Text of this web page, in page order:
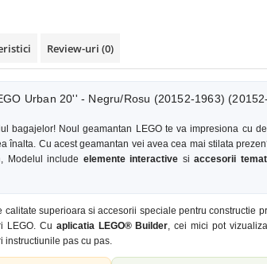
Review-uri (0)
Urban 20'' - Negru/Rosu (20152-1963)
bagajelor! Noul geamantan LEGO te va impresiona cu
înalta. Cu acest geamantan vei avea cea mai stilata
Modelul include elemente interactive si accesorii
calitate superioara si accesorii speciale pentru constructie
LEGO. Cu aplicatia LEGO® Builder, cei mici pot
instructiunile pas cu pas.